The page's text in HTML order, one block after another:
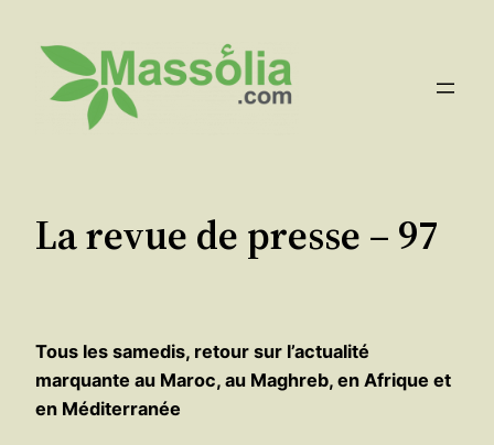
contenu
La revue de presse – 97
Tous les samedis, retour sur l’actualité
marquante au Maroc, au Maghreb, en Afrique et
en Méditerranée